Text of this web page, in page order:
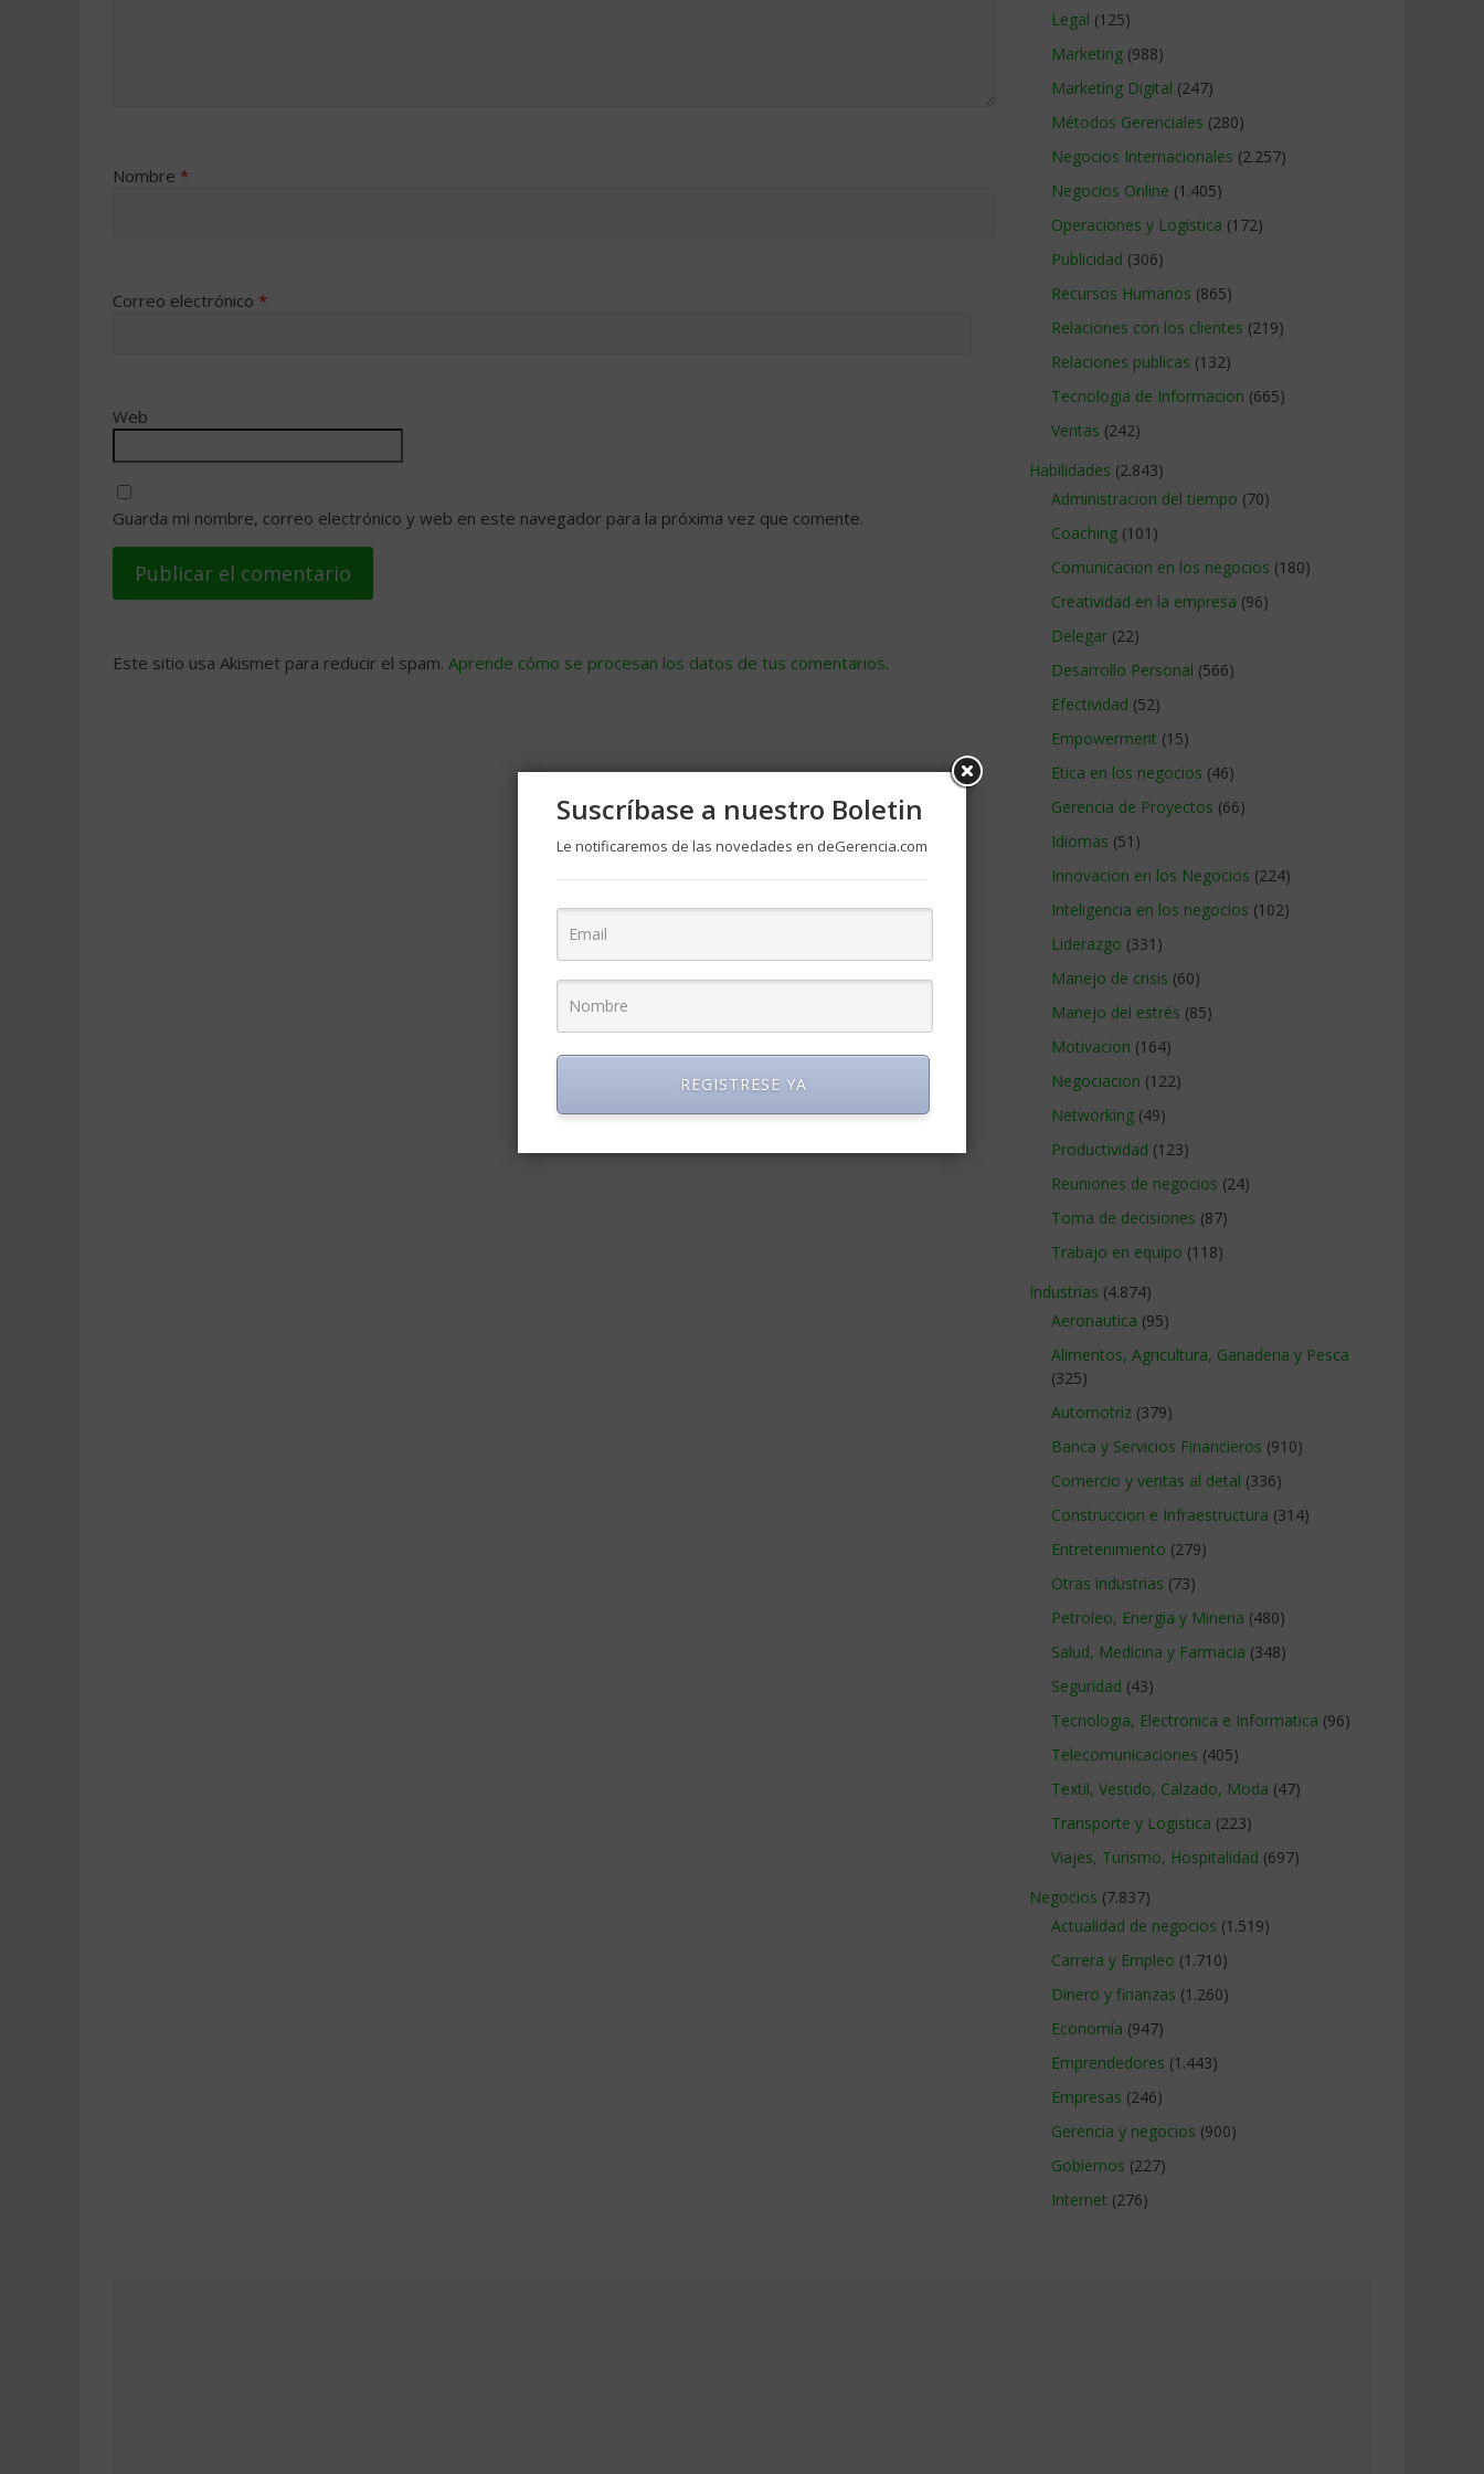
Nombre *
Correo electrónico *
Web
Guarda mi nombre, correo electrónico y web en este navegador para la próxima vez que comente.
Este sitio usa Akismet para reducir el spam. Aprende cómo se procesan los datos de tus comentarios.
Legal (125)
Marketing (988)
Marketing Digital (247)
Métodos Gerenciales (280)
Negocios Internacionales (2.257)
Negocios Online (1.405)
Operaciones y Logística (172)
Publicidad (306)
Recursos Humanos (865)
Relaciones con los clientes (219)
Relaciones publicas (132)
Tecnologia de Informacion (665)
Ventas (242)
Habilidades (2.843)
Administracion del tiempo (70)
Coaching (101)
Comunicacion en los negocios (180)
Creatividad en la empresa (96)
Delegar (22)
Desarrollo Personal (566)
Efectividad (52)
Empowerment (15)
Etica en los negocios (46)
Gerencia de Proyectos (66)
Idiomas (51)
Innovacion en los Negocios (224)
Inteligencia en los negocios (102)
Liderazgo (331)
Manejo de crisis (60)
Manejo del estrés (85)
Motivacion (164)
Negociacion (122)
Networking (49)
Productividad (123)
Reuniones de negocios (24)
Toma de decisiones (87)
Trabajo en equipo (118)
Industrias (4.874)
Aeronautica (95)
Alimentos, Agricultura, Ganaderia y Pesca
(325)
Automotriz (379)
Banca y Servicios Financieros (910)
Comercio y ventas al detal (336)
Construccion e Infraestructura (314)
Entretenimiento (279)
Otras industrias (73)
Petroleo, Energia y Mineria (480)
Salud, Medicina y Farmacia (348)
Seguridad (43)
Tecnologia, Electronica e Informatica (96)
Telecomunicaciones (405)
Textil, Vestido, Calzado, Moda (47)
Transporte y Logistica (223)
Viajes, Turismo, Hospitalidad (697)
Negocios (7.837)
Actualidad de negocios (1.519)
Carrera y Empleo (1.710)
Dinero y finanzas (1.260)
Economía (947)
Emprendedores (1.443)
Empresas (246)
Gerencia y negocios (900)
Gobiernos (227)
Internet (276)
Suscríbase a nuestro Boletin
Le notificaremos de las novedades en deGerencia.com
REGISTRESE YA